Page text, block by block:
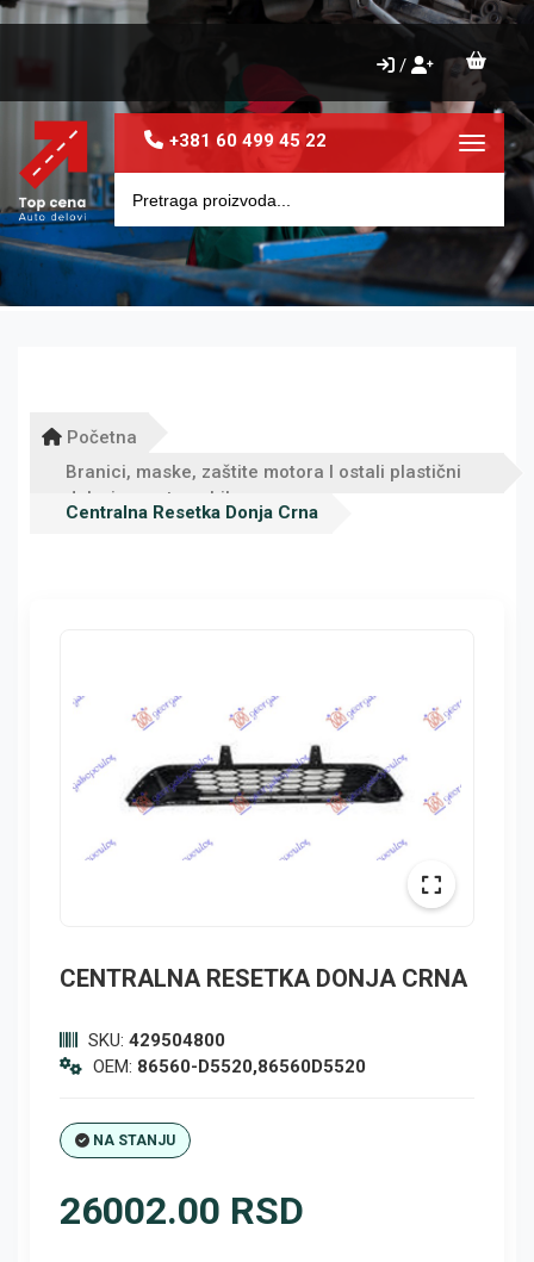
/
+381 60 499 45 22 Toggle
Početna
Branici, maske, zaštite motora I ostali plastični
delovi za automobile
Centralna Resetka Donja Crna
CENTRALNA RESETKA DONJA CRNA
SKU: 429504800
OEM: 86560-D5520,86560D5520
NA STANJU
26002.00 RSD